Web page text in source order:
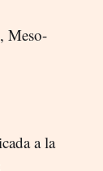
Meso-
a la